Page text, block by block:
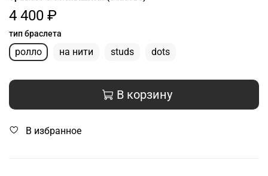
4 400 ₽
тип браслета
ролло на нити studs dots
В корзину
В избранное